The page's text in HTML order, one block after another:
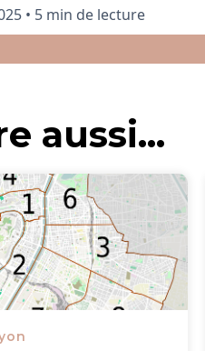
• 5 min de lecture
aussi...